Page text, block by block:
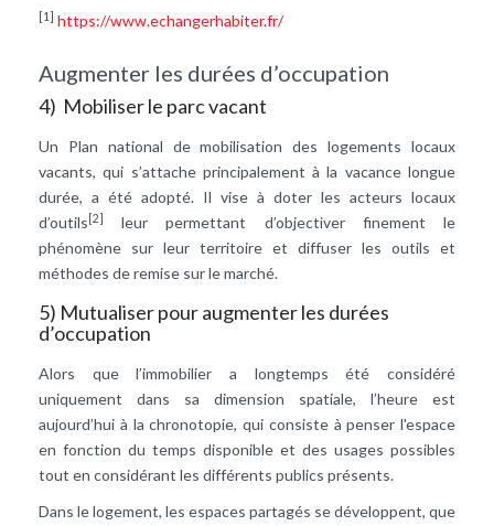
[1] https://www.echangerhabiter.fr/
Augmenter les durées d’occupation
4) Mobiliser le parc vacant
Un Plan national de mobilisation des logements locaux
vacants, qui s’attache principalement à la vacance longue
durée, a été adopté. Il vise à doter les acteurs locaux
d’outils [2]
leur permettant d’objectiver finement le
phénomène sur leur territoire et diffuser les outils et
méthodes de remise sur le marché.
5) Mutualiser pour augmenter les durées
d’occupation
Alors que l’immobilier a longtemps été considéré
uniquement dans sa dimension spatiale, l’heure est
aujourd’hui à la chronotopie, qui consiste à penser l'espace
en fonction du temps disponible et des usages possibles
tout en considérant les différents publics présents.
Dans le logement, les espaces partagés se développent, que